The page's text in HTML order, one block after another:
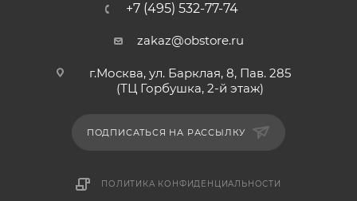
+7 (495) 532-77-74
zakaz@obstore.ru
г.Москва, ул. Барклая, 8, Пав. 285
(ТЦ Горбушка, 2-й этаж)
ПОДПИСАТЬСЯ НА РАССЫЛКУ
ПОЛИТИКА КОНФИДЕНЦИАЛЬНОСТИ